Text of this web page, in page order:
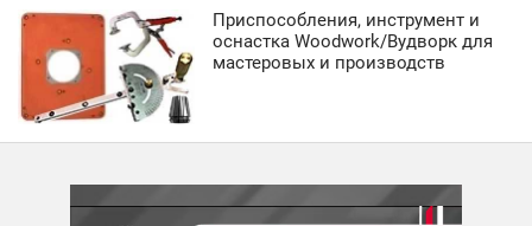
Приспособления, инструмент и
оснастка Woodwork/Вудворк для
мастеровых и производств